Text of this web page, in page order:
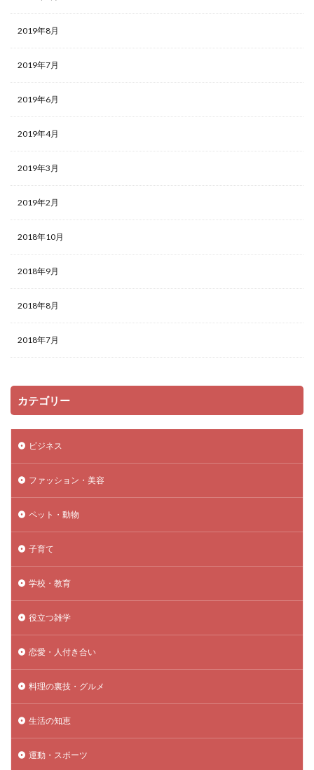
2019年8月
2019年7月
2019年6月
2019年4月
2019年3月
2019年2月
2018年10月
2018年9月
2018年8月
2018年7月
カテゴリー
ビジネス
ファッション・美容
ペット・動物
子育て
学校・教育
役立つ雑学
恋愛・人付き合い
料理の裏技・グルメ
生活の知恵
運動・スポーツ